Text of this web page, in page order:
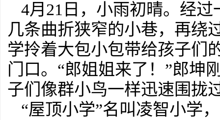
4月21日，小雨初晴。经
几条曲折狭窄的小巷，再绕
学拎着大包小包带给孩子们
门口。“郎姐姐来了！”郎坤
子们像群小鸟一样迅速围拢
“屋顶小学”名叫凌智小学